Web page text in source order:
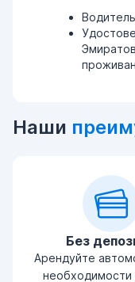
Наши
Без
Арендуйте
необходимости